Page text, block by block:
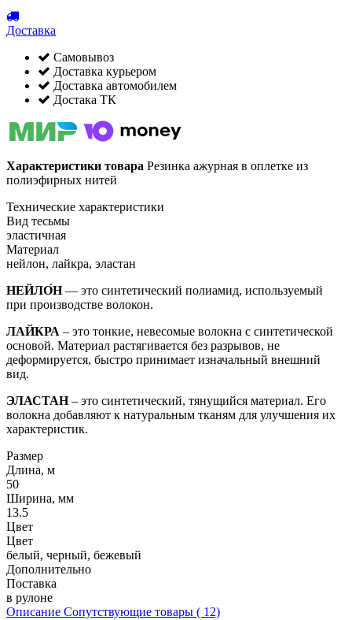
Доставка
Самовывоз
Доставка курьером
Доставка автомобилем
Достака ТК
Характеристики товара Резинка ажурная в оплетке из
полиэфирных нитей
Технические характеристики
Вид тесьмы
эластичная
Материал
нейлон, лайкра, эластан
НЕЙЛО́Н— это синтетический полиамид, используемый
при производстве волокон.
ЛАЙКРА – это тонкие, невесомые волокна с синтетической
основой. Материал растягивается без разрывов, не
деформируется, быстро принимает изначальный внешний
вид.
ЭЛАСТАН– это синтетический, тянущийся материал. Его
волокна добавляют к натуральным тканям для улучшения их
характеристик.
Размер
Длина, м
50
Ширина, мм
13.5
Цвет
Цвет
белый, черный, бежевый
Дополнительно
Поставка
в рулоне
Описание Сопутствующие товары ( 12)